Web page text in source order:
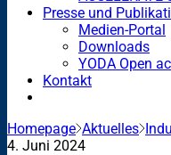
Presse und
Medien-Portal
Downloads
YODA Open
Kontakt
Homepage Aktuelles
4. Juni 2024